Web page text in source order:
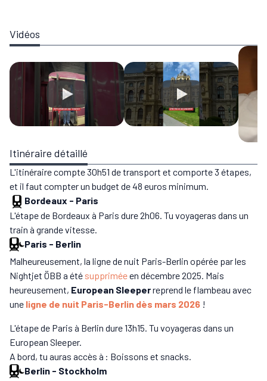
Vidéos
Itinéraire détaillé
L'itinéraire compte 30h51 de transport et comporte 3 étapes,
et il faut compter un budget de 48 euros minimum.
Bordeaux - Paris
L'étape de Bordeaux à Paris dure 2h06. Tu voyageras dans un
train à grande vitesse.
Paris - Berlin
Malheureusement, la ligne de nuit Paris-Berlin opérée par les
Nightjet ÖBB a été suppriméeen décembre 2025. Mais
heureusement, European Sleeperreprend le flambeau avec
une ligne de nuit Paris-Berlin dès mars 2026 !
L'étape de Paris à Berlin dure 13h15. Tu voyageras dans un
European Sleeper.
A bord, tu auras accès à : Boissons et snacks.
Berlin - Stockholm